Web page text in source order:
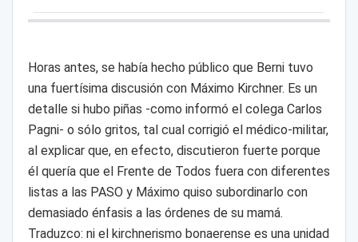
Horas antes, se había hecho público que Berni tuvo
una fuertísima discusión con Máximo Kirchner. Es un
detalle si hubo piñas -como informó el colega Carlos
Pagni- o sólo gritos, tal cual corrigió el médico-militar,
al explicar que, en efecto, discutieron fuerte porque
él quería que el Frente de Todos fuera con diferentes
listas a las PASO y Máximo quiso subordinarlo con
demasiado énfasis a las órdenes de su mamá.
Traduzco: ni el kirchnerismo bonaerense es una unidad